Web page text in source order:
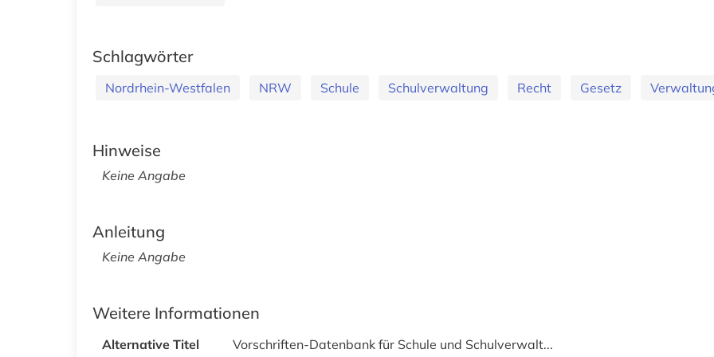
Schlagwörter
Nordrhein-Westfalen NRW Schule Schulverwaltung Recht Gesetz
Hinweise
Keine Angabe
Anleitung
Keine Angabe
Weitere Informationen
Alternative Titel Vorschriften-Datenbank für Schule und Schulverwalt...